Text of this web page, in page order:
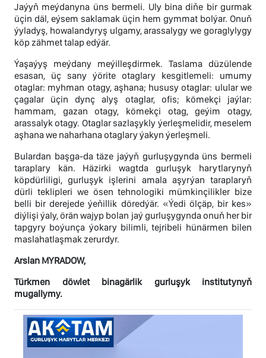
Jaýyň meýdanyna üns bermeli. Uly bina diňe bir gurmak
üçin däl, eýsem saklamak üçin hem gymmat bolýar. Onuň
ýyladyş, howalandyryş ulgamy, arassalygy we goraglylygy
köp zähmet talap edýär.
Ýaşaýyş meýdany meýilleşdirmek. Taslama düzülende
esasan, üç sany ýörite otaglary kesgitlemeli: umumy
otaglar: myhman otagy, aşhana; hususy otaglar: ulular we
çagalar üçin dynç alyş otaglar, ofis; kömekçi jaýlar:
hammam, gazan otagy, kömekçi otag, geýim otagy,
arassalyk otagy. Otaglar sazlaşykly ýerleşmelidir, meselem
aşhana we naharhana otaglary ýakyn ýerleşmeli.
Bulardan başga-da täze jaýyň gurluşygynda üns bermeli
taraplary kän. Häzirki wagtda gurluşyk harytlarynyň
köpdürliligi, gurluşyk işlerini amala aşyrýan taraplaryň
dürli teklipleri we ösen tehnologiki mümkinçilikler bize
belli bir derejede ýeňillik döredýär. «Ýedi ölçäp, bir kes»
diýlişi ýaly, örän wajyp bolan jaý gurluşygynda onuň her bir
tapgyry boýunça ýokary bilimli, tejribeli hünärmen bilen
maslahatlaşmak zerurdyr.
Arslan MYRADOW,
Türkmen döwlet binagärlik gurluşyk institutynyň
mugallymy.